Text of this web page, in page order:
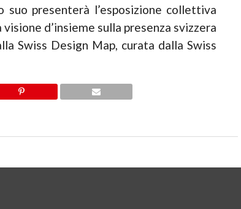
suo presenterà l’esposizione collettiva
d’insieme sulla presenza svizzera
Swiss Design Map, curata dalla Swiss